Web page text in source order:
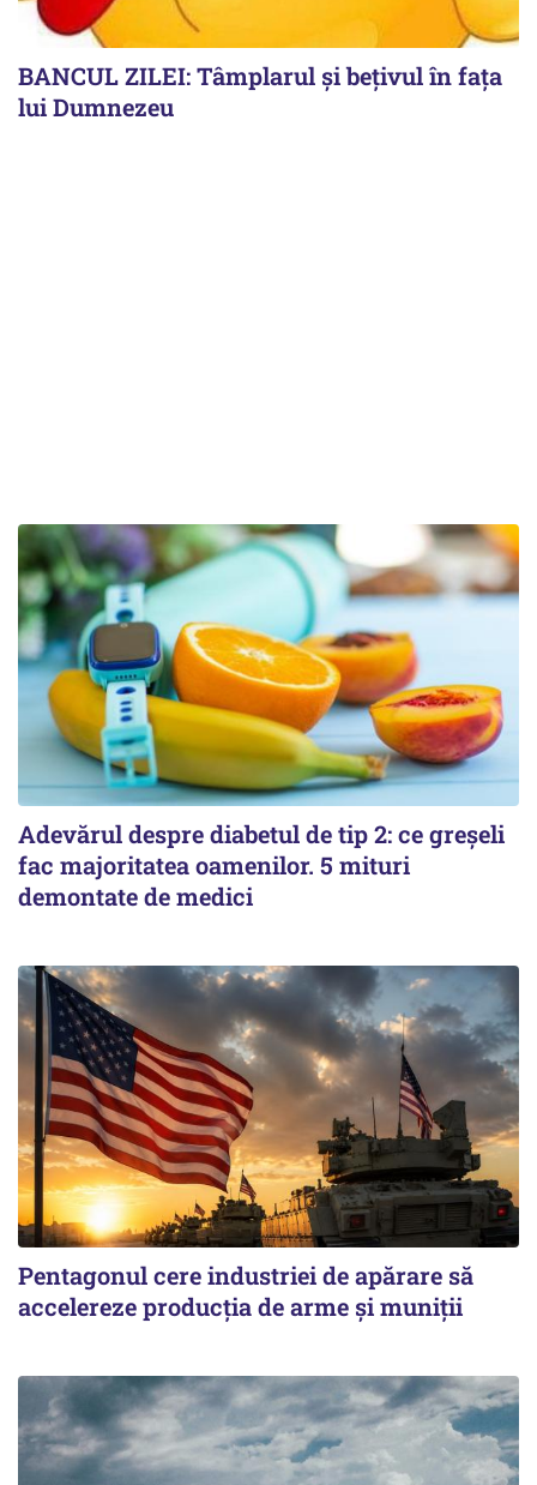
BANCUL ZILEI: Tâmplarul și bețivul în fața
lui Dumnezeu
Adevărul despre diabetul de tip 2: ce greșeli
fac majoritatea oamenilor. 5 mituri
demontate de medici
Pentagonul cere industriei de apărare să
accelereze producția de arme și muniții